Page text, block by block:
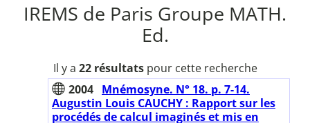
IREMS de Paris Groupe MATH.
Ed.
Il y a 22 résultatspour cette recherche
2004 Mnémosyne. N° 18. p. 7-14.
Augustin Louis CAUCHY : Rapport sur les
procédés de calcul imaginés et mis en